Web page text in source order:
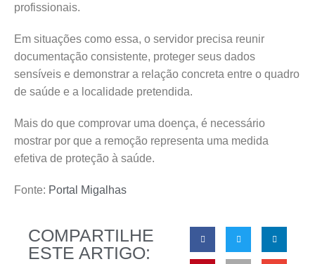
profissionais.
Em situações como essa, o servidor precisa reunir
documentação consistente, proteger seus dados
sensíveis e demonstrar a relação concreta entre o quadro
de saúde e a localidade pretendida.
Mais do que comprovar uma doença, é necessário
mostrar por que a remoção representa uma medida
efetiva de proteção à saúde.
Fonte: Portal Migalhas
COMPARTILHE
ESTE ARTIGO: